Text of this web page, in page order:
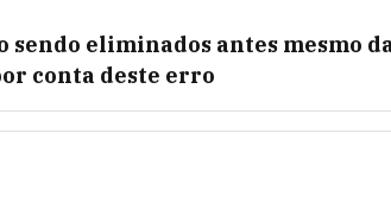
sendo eliminados antes mesmo
conta deste erro